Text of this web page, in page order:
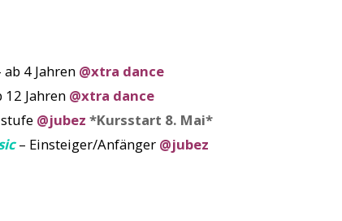
4 Jahren @xtra dance
12 Jahren @xtra dance
@jubez *Kursstart 8. Mai*
– Einsteiger/Anfänger @jubez